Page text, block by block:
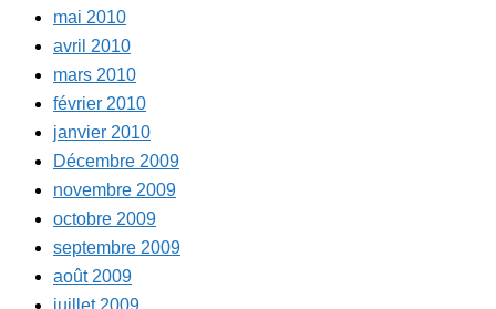
mai 2010
avril 2010
mars 2010
février 2010
janvier 2010
Décembre 2009
novembre 2009
octobre 2009
septembre 2009
août 2009